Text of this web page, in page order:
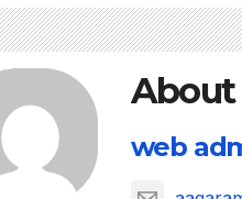
About
web